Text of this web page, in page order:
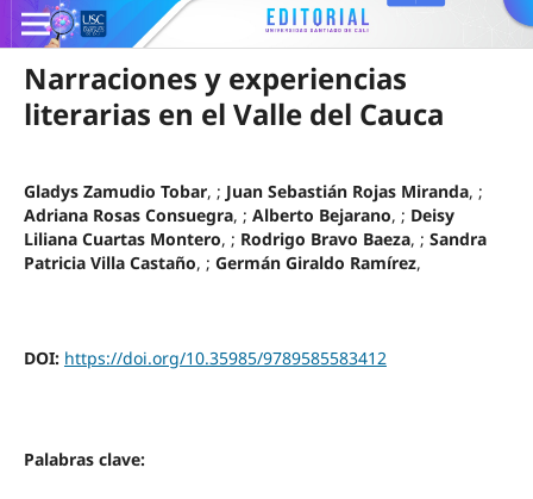
Narraciones y experiencias
literarias en el Valle del Cauca
Gladys Zamudio Tobar, ; Juan Sebastián Rojas Miranda, ;
Adriana Rosas Consuegra, ; Alberto Bejarano, ; Deisy
Liliana Cuartas Montero, ; Rodrigo Bravo Baeza, ; Sandra
Patricia Villa Castaño, ; Germán Giraldo Ramírez,
DOI: https://doi.org/10.35985/9789585583412
Palabras clave: